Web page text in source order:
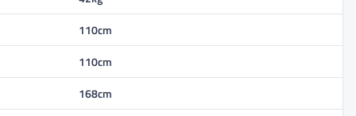
110cm
110cm
168cm